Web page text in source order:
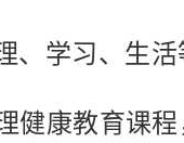
、学习、生
健康教育课